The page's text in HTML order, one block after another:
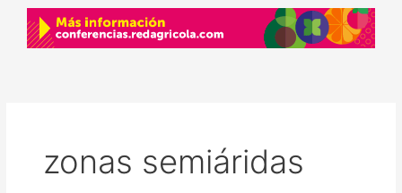
zonas semiáridas